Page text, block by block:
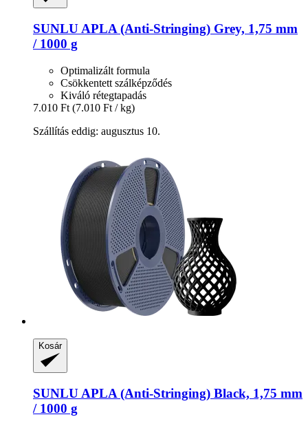
SUNLU APLA (Anti-​Stringing) Grey, 1,75 mm
/ 1000 g
Optimalizált formula
Csökkentett szálképződés
Kiváló rétegtapadás
7.010 Ft (7.010 Ft / kg)
Szállítás eddig: augusztus 10.
Kosár
SUNLU APLA (Anti-​Stringing) Black, 1,75 mm
/ 1000 g